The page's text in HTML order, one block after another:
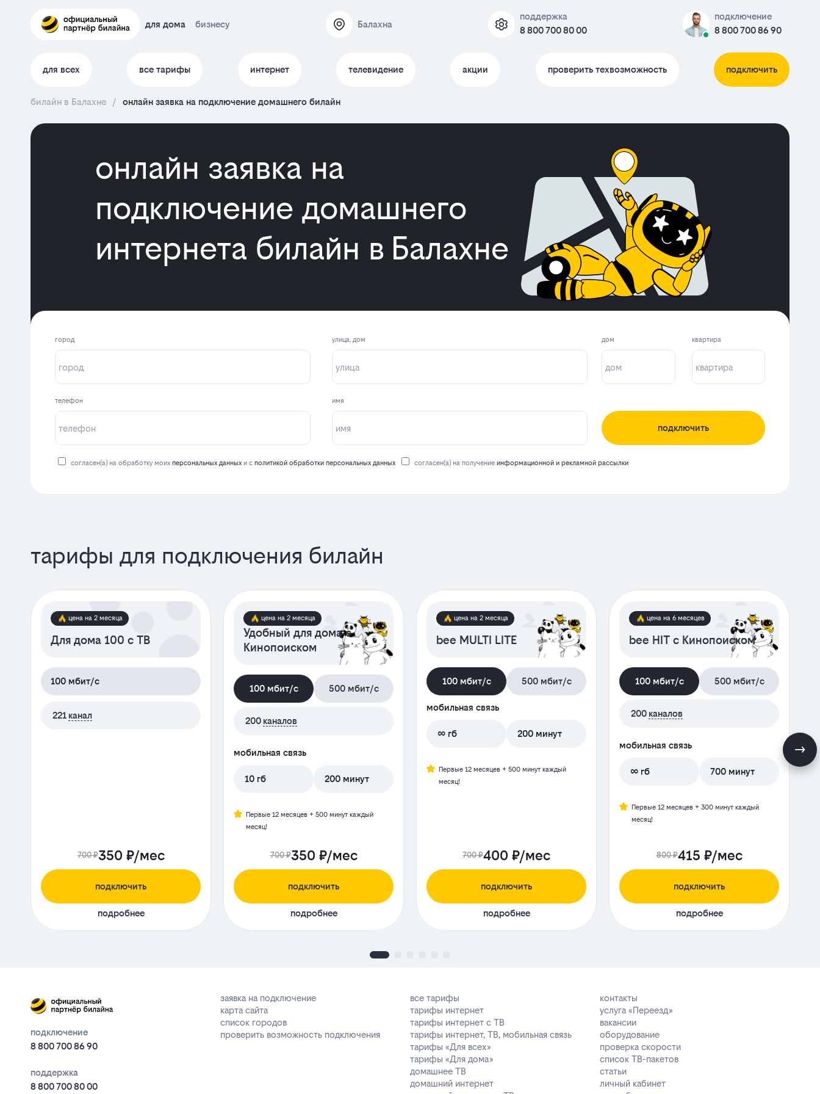
для дома бизнесу Балахна
поддержка
8 800 700 80 00
подключение
8 800 700 86 90
для всех все тарифы интернет телевидение акции проверить техвозможность подключить
билайн в Балахне / онлайн заявка на подключение домашнего билайн
онлайн заявка на
подключение домашнего
интернета билайн в Балахне
город улица, дом
телефон имя
дом квартира
подключить
согласен(а) на обработку моих персональных данных и с политикой обработки персональных данных согласен(а) на получение информационной и рекламной рассылки
тарифы для подключения билайн
цена на 2 месяца
Для дома 100 с ТВ
100 мбит/с
221 канал
700 ₽350 ₽/мес
подключить
подробнее
цена на 2 месяца
Удобный для дома с
Кинопоиском
100 мбит/с 500 мбит/с
200 каналов
мобильная связь
10 гб 200 минут
Первые 12 месяцев + 500 минут каждый
месяц!
700 ₽350 ₽/мес
подключить
подробнее
цена на 2 месяца
bee MULTI LITE
100 мбит/с 500 мбит/с
мобильная связь
∞ гб 200 минут
Первые 12 месяцев + 500 минут каждый
месяц!
700 ₽400 ₽/мес
подключить
подробнее
цена на 6 месяцев
bee HIT с Кинопоиском
100 мбит/с 500 мбит/с
200 каналов
мобильная связь
∞ гб 700 минут
Первые 12 месяцев + 300 минут каждый
месяц!
800 ₽415 ₽/мес
подключить
подробнее
подключение
8 800 700 86 90
поддержка
8 800 700 80 00
заявка на подключение
карта сайта
список городов
проверить возможность подключения
все тарифы
тарифы интернет
тарифы интернет с ТВ
тарифы интернет, ТВ, мобильная связь
тарифы «Для всех»
тарифы «Для дома»
домашнее ТВ
домашний интернет
контакты
услуга «Переезд»
вакансии
оборудование
проверка скорости
список ТВ-пакетов
статьи
личный кабинет